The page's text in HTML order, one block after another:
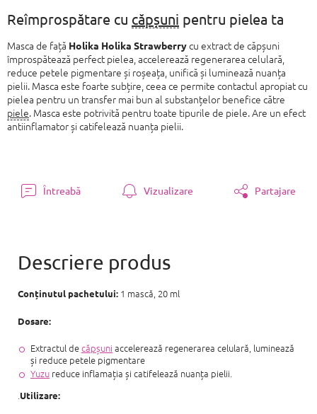
Reîmprospătare cu căpșuni pentru pielea ta
Masca de față Holika Holika Strawberrycu extract de căpșuni
împrospătează perfect pielea, accelerează regenerarea celulară,
reduce petele pigmentare și roșeața, unifică și luminează nuanța
pielii. Masca este foarte subțire, ceea ce permite contactul apropiat cu
pielea pentru un transfer mai bun al substanțelor benefice către
piele. Masca este potrivită pentru toate tipurile de piele. Are un efect
antiinflamator și catifelează nuanța pielii.
Întreabă Vizualizare Partajare
Conținutul pachetului: 1 mască, 20 ml
Dosare:
Extractul decăpșuni accelerează regenerarea celulară, luminează
și reduce petele pigmentare
Yuzu reduce inflamația și catifelează nuanța pielii.
.Utilizare: